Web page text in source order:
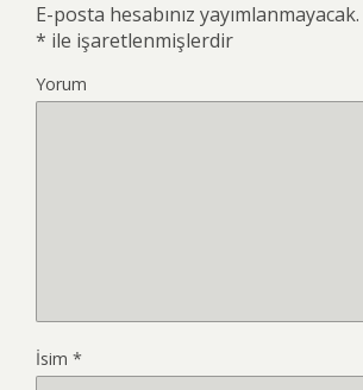
E-posta hesabınız yayımlanmayacak.
* ile işaretlenmişlerdir
Yorum
İsim *